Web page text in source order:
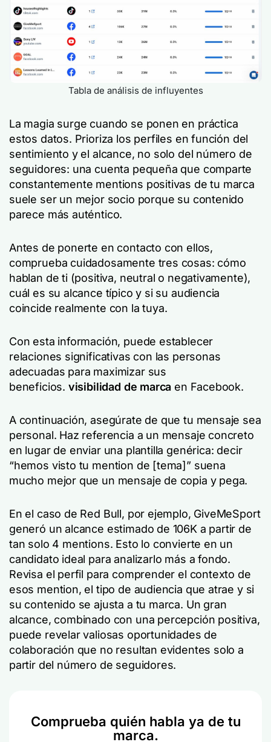
Tabla de análisis de influyentes
La magia surge cuando se ponen en práctica
estos datos. Prioriza los perfiles en función del
sentimiento y el alcance, no solo del número de
seguidores: una cuenta pequeña que comparte
constantemente mentions positivas de tu marca
suele ser un mejor socio porque su contenido
parece más auténtico.
Antes de ponerte en contacto con ellos,
comprueba cuidadosamente tres cosas: cómo
hablan de ti (positiva, neutral o negativamente),
cuál es su alcance típico y si su audiencia
coincide realmente con la tuya.
Con esta información, puede establecer
relaciones significativas con las personas
adecuadas para maximizar sus
beneficios. visibilidad de marca en Facebook.
A continuación, asegúrate de que tu mensaje sea
personal. Haz referencia a un mensaje concreto
en lugar de enviar una plantilla genérica: decir
“hemos visto tu mention de [tema]” suena
mucho mejor que un mensaje de copia y pega.
En el caso de Red Bull, por ejemplo, GiveMeSport
generó un alcance estimado de 106K a partir de
tan solo 4 mentions. Esto lo convierte en un
candidato ideal para analizarlo más a fondo.
Revisa el perfil para comprender el contexto de
esos mention, el tipo de audiencia que atrae y si
su contenido se ajusta a tu marca. Un gran
alcance, combinado con una percepción positiva,
puede revelar valiosas oportunidades de
colaboración que no resultan evidentes solo a
partir del número de seguidores.
Comprueba quién habla ya de tu
marca.